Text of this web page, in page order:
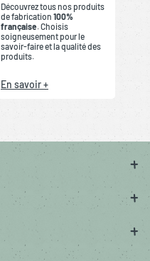
Découvrez tous nos produits
de fabrication 100%
française . Choisis
soigneusement pour le
savoir-faire et la qualité des
produits.
En savoir +